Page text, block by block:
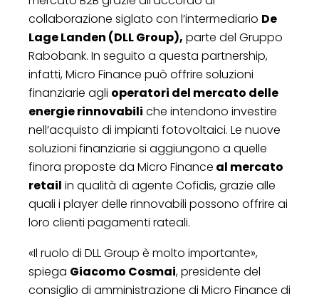
collaborazione siglato con l’intermediario De
Lage Landen (DLL Group), parte del Gruppo
Rabobank. In seguito a questa partnership,
infatti, Micro Finance può offrire soluzioni
finanziarie agli operatori del mercato delle
energie rinnovabili che intendono investire
nell’acquisto di impianti fotovoltaici. Le nuove
soluzioni finanziarie si aggiungono a quelle
finora proposte da Micro Finance al mercato
retail in qualità di agente Cofidis, grazie alle
quali i player delle rinnovabili possono offrire ai
loro clienti pagamenti rateali.
«Il ruolo di DLL Group è molto importante»,
spiega Giacomo Cosmai, presidente del
consiglio di amministrazione di Micro Finance di